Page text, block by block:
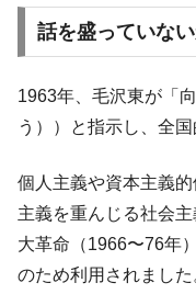
Fact1 今話題の「楽
Fact1 奇跡の毛色「
Fact1
全て勝つとい
える賞金とは？
Fact1
発表から2日
なスーパーリーグとは
Fact1
日本人マスタ
だった選手とは？
話を盛っていな
1963年、毛沢東が「
う））と指示し、全
個人主義や資本主義
主義を重んじる社会
大革命（1966〜76年
のため利用されました